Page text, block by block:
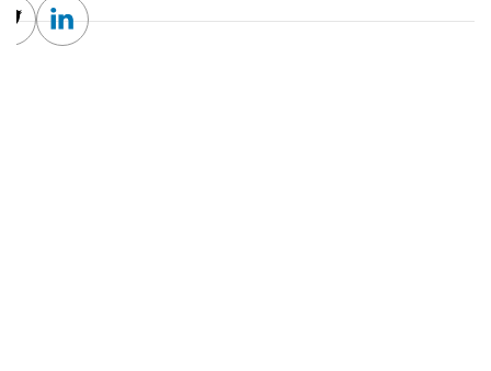
TwitterLinkedin